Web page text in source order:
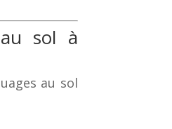
sol à
au sol